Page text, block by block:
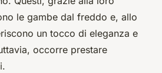
le gambe dal freddo e, allo
un tocco di eleganza e
occorre prestare